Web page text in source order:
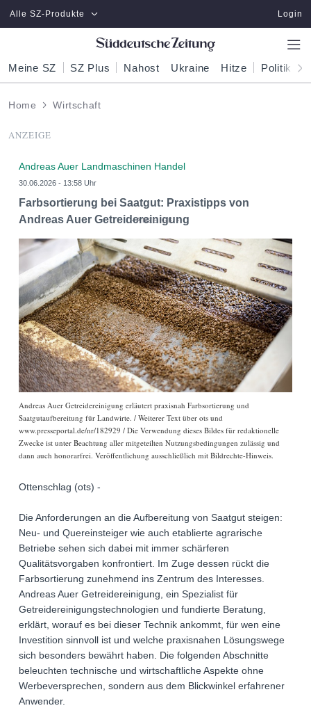
Zum Hauptinhalt springen
Alle SZ-Produkte Login
Meine SZ SZ Plus Nahost Ukraine Hitze Politik
Home Wirtschaft
ANZEIGE
Andreas Auer Landmaschinen Handel
30.06.2026 - 13:58 Uhr
Farbsortierung bei Saatgut: Praxistipps von
Andreas Auer Getreidereinigung
Andreas Auer Getreidereinigung erläutert praxisnah Farbsortierung und
Saatgutaufbereitung für Landwirte. / Weiterer Text über ots und
www.presseportal.de/nr/182929 / Die Verwendung dieses Bildes für redaktionelle
Zwecke ist unter Beachtung aller mitgeteilten Nutzungsbedingungen zulässig und
dann auch honorarfrei. Veröffentlichung ausschließlich mit Bildrechte-Hinweis.
Ottenschlag (ots) -
Die Anforderungen an die Aufbereitung von Saatgut steigen:
Neu- und Quereinsteiger wie auch etablierte agrarische
Betriebe sehen sich dabei mit immer schärferen
Qualitätsvorgaben konfrontiert. Im Zuge dessen rückt die
Farbsortierung zunehmend ins Zentrum des Interesses.
Andreas Auer Getreidereinigung, ein Spezialist für
Getreidereinigungstechnologien und fundierte Beratung,
erklärt, worauf es bei dieser Technik ankommt, für wen eine
Investition sinnvoll ist und welche praxisnahen Lösungswege
sich besonders bewährt haben. Die folgenden Abschnitte
beleuchten technische und wirtschaftliche Aspekte ohne
Werbeversprechen, sondern aus dem Blickwinkel erfahrener
Anwender.